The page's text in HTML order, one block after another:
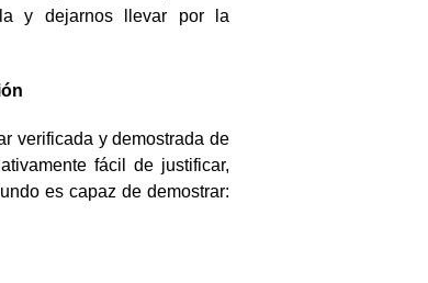
y dejarnos llevar por la
verificada y demostrada de
fácil de justificar,
es capaz de demostrar: